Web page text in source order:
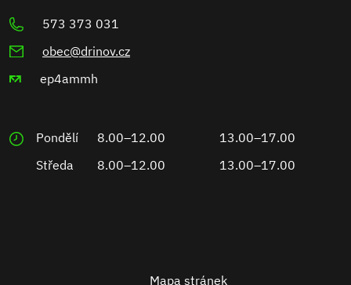
573 373 031
obec@drinov.cz
ep4ammh
Pondělí 8.00–12.00
13.00–17.00
Středa
8.00–12.00 13.00–17.00
Mapa stránek